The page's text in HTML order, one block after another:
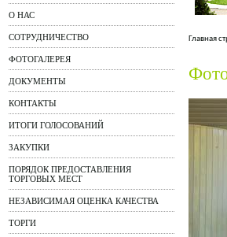
О НАС
СОТРУДНИЧЕСТВО
ФОТОГАЛЕРЕЯ
ДОКУМЕНТЫ
КОНТАКТЫ
ИТОГИ ГОЛОСОВАНИЙ
ЗАКУПКИ
ПОРЯДОК ПРЕДОСТАВЛЕНИЯ
ТОРГОВЫХ МЕСТ
НЕЗАВИСИМАЯ ОЦЕНКА КАЧЕСТВА
ТОРГИ
Главная